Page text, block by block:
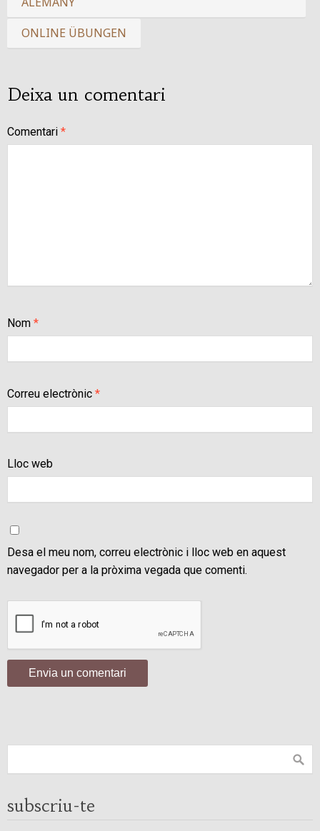
ONLINE ÜBUNGEN
Deixa un comentari
Comentari *
Nom *
Correu electrònic *
Lloc web
Desa el meu nom, correu electrònic i lloc web en aquest
navegador per a la pròxima vegada que comenti.
subscriu-te